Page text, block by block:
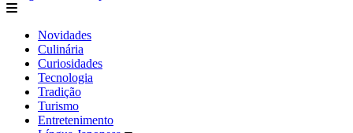
menu
Novidades
Culinária
Curiosidades
Tecnologia
Tradição
Turismo
Entretenimento